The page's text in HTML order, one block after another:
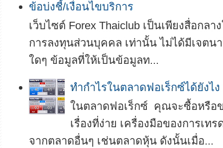
ข้อบ่งชี้/เงื่อนไขบริการ
เว็บไซต์ Forex Thaiclub เป็นเพียงสื่อกลา
การลงทุนส่วนบุคคล เท่านั้น ไม่ได้มีเจตน
ใดๆ ข้อมูลที่ให้เป็นข้อมูลท...
ทำกำไรในตลาดฟอเร็กซ์ได้ยังไง
ในตลาดฟอเร็กซ์ คุณจะซื้อหรือ
เรื่องที่ง่าย เครื่องมือของการเท
จากตลาดอื่นๆ เช่นตลาดหุ้น ดังนั้นเมื่อ...